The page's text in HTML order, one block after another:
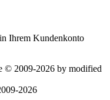
Ihrem Kundenkonto
© 2009-2026 by modified
2026